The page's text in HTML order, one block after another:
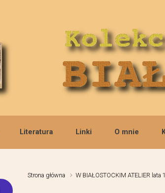
Literatura Linki O mnie
Strona główna W BIAŁOSTOCKIM ATELIER lata